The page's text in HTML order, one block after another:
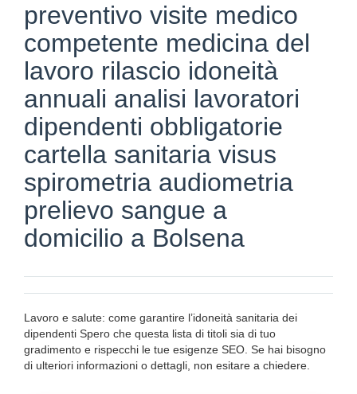
preventivo visite medico
competente medicina del
lavoro rilascio idoneità
annuali analisi lavoratori
dipendenti obbligatorie
cartella sanitaria visus
spirometria audiometria
prelievo sangue a
domicilio a Bolsena
Lavoro e salute: come garantire l’idoneità sanitaria dei
dipendenti Spero che questa lista di titoli sia di tuo
gradimento e rispecchi le tue esigenze SEO. Se hai bisogno
di ulteriori informazioni o dettagli, non esitare a chiedere.